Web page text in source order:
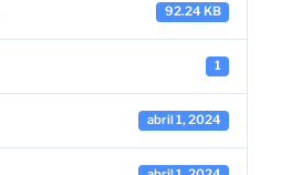
92.24 KB
1
abril 1, 2024